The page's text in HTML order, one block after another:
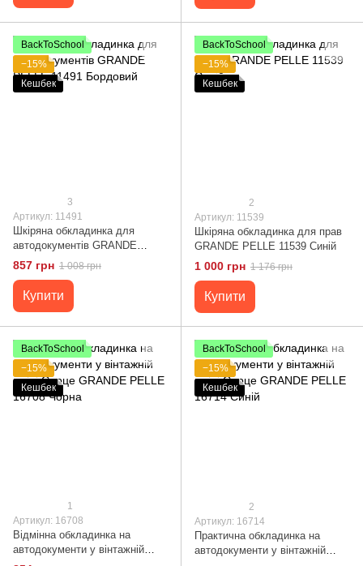
BackToSchool
−15%
Кешбек
3
Артикул: 11491
Шкіряна обкладинка для
автодокументів GRANDE
PELLE 11491 Бордовий
857 грн 1 008 грн
Купити
BackToSchool
−15%
Кешбек
2
Артикул: 11539
Шкіряна обкладинка для прав
GRANDE PELLE 11539 Синій
1 000 грн 1 176 грн
Купити
BackToSchool
−15%
Кешбек
1
Артикул: 16708
Відмінна обкладинка на
автодокументи у вінтажній
BackToSchool
−15%
Кешбек
2
Артикул: 16714
Практична обкладинка на
автодокументи у вінтажній